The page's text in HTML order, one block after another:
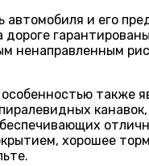
автомобиля и его
дороге
ненаправленным
также
хорошее